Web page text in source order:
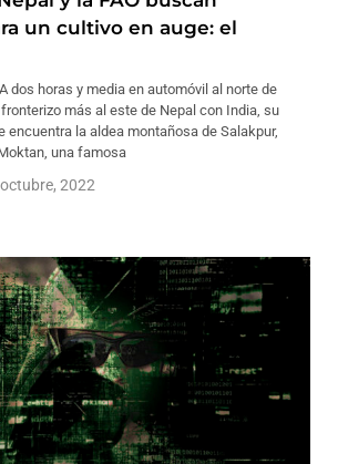
un cultivo en auge: el
dos horas y media en automóvil al norte de
más al este de Nepal con India, su
encuentra la aldea montañosa de Salakpur,
una famosa
2022